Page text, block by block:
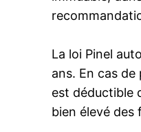
La loi Pinel
ans. En cas de
est déductible
bien élevé des